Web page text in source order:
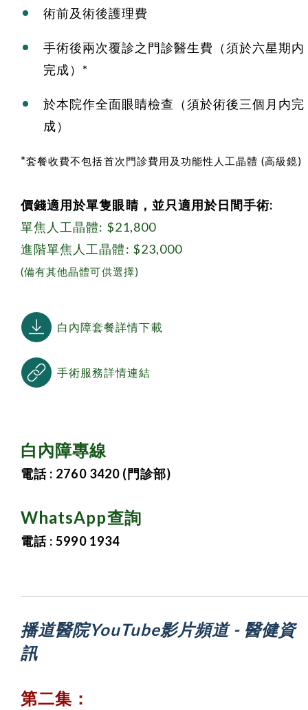
術前及術後護理費
手術後兩次覆診之門診醫生費（須於六星期内
完成）*
於本院作全面眼睛檢查（須於術後三個月内完
成）
*套餐收費不包括首次門診費用及功能性人工晶體 (高級鏡)
價錢適用於單隻眼睛，並只適用於日間手術:
單焦人工晶體: $21,800
進階單焦人工晶體: $23,000
(備有其他晶體可供選擇)
白內障套餐詳情下載
手術服務詳情連結
白內障專線
電話 : 2760 3420 (門診部)
WhatsApp查詢
電話 : 5990 1934
播道醫院YouTube影片頻道 - 醫健資
訊
第二集：